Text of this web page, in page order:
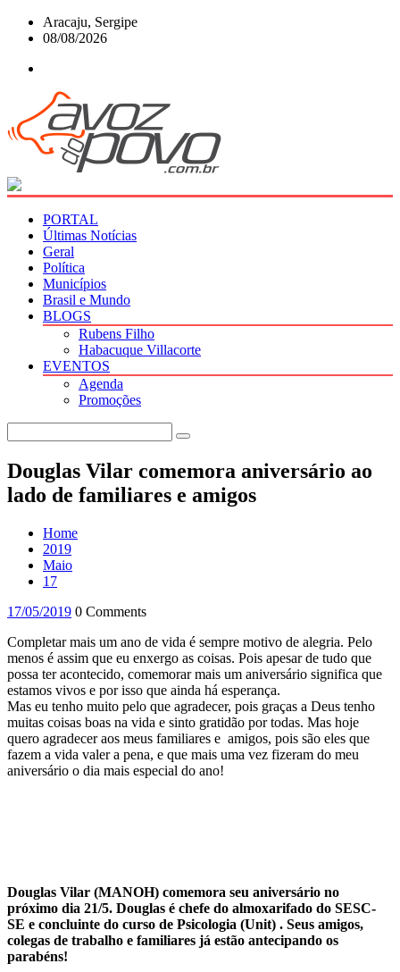
Skip
Aracaju, Sergipe
08/08/2026
PORTAL
Últimas Notícias
Geral
Política
Municípios
Brasil e Mundo
BLOGS
Rubens Filho
Habacuque Villacorte
EVENTOS
Agenda
Promoções
Douglas Vilar comemora aniversário ao
lado de familiares e amigos
Home
2019
Maio
17
17/05/2019 0 Comments
Completar mais um ano de vida é sempre motivo de alegria. Pelo
menos é assim que eu enxergo as coisas. Pois apesar de tudo que
possa ter acontecido, comemorar mais um aniversário significa que
estamos vivos e por isso que ainda há esperança.
Mas eu tenho muito pelo que agradecer, pois graças a Deus tenho
muitas coisas boas na vida e sinto gratidão por todas. Mas hoje
quero agradecer aos meus familiares e amigos, pois são eles que
fazem a vida valer a pena, e que mais uma vez fizeram do meu
aniversário o dia mais especial do ano!
Douglas Vilar (MANOH) comemora seu aniversário no
próximo dia 21/5. Douglas é chefe do almoxarifado do SESC-
SE e concluinte do curso de Psicologia (Unit) . Seus amigos,
colegas de trabalho e familiares já estão antecipando os
parabéns!